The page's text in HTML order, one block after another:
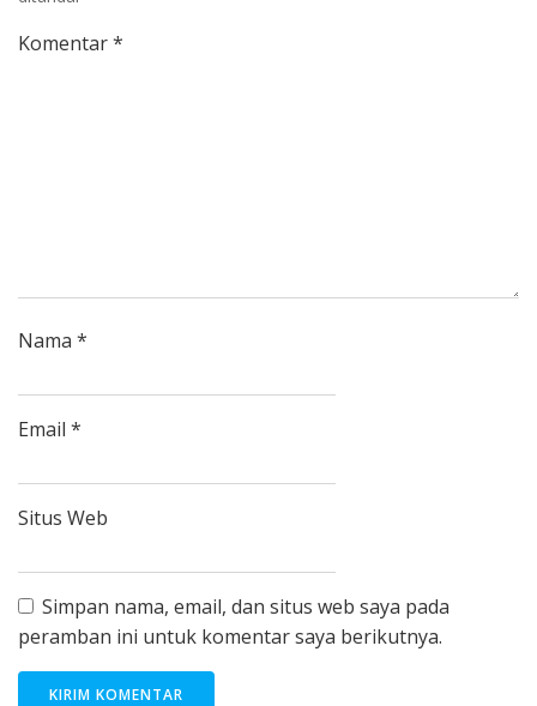
Komentar*
Nama *
Email *
Situs Web
Simpan nama, email, dan situs web saya pada
peramban ini untuk komentar saya berikutnya.